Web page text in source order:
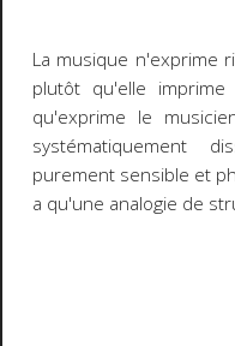
La musique n'exprime
plutôt qu'elle imprime
qu'exprime le
systématiquement
purement sensible et
a qu'une analogie de